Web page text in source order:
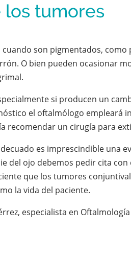
los tumores
son pigmentados, como
O bien pueden ocasionar
si producen un
el oftalmólogo empleará
recomendar un cirugía para
es imprescindible una
del ojo debemos pedir cita
que los tumores
la vida del paciente.
especialista en